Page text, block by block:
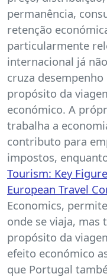
permanência,
retenção
particularmente
internacional já
cruza
propósito da
económico. A
trabalha a
contributo para
impostos,
Tourism: Key
European Travel
Economics,
onde se viaja, mas
propósito da
efeito económico
que Portugal